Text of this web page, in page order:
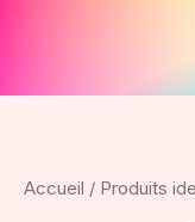
Accueil / Produits